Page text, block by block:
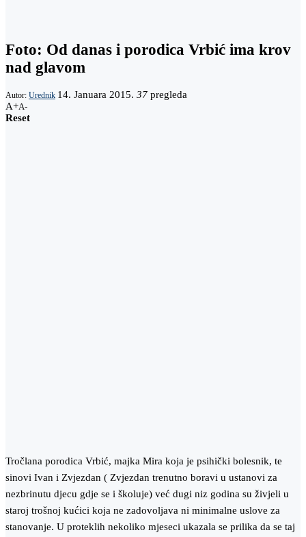
Foto: Od danas i porodica Vrbić ima krov
nad glavom
Autor: Urednik 14. Januara 2015. 37 pregleda
A+A-
Reset
Tročlana porodica Vrbić, majka Mira koja je psihički bolesnik, te
sinovi Ivan i Zvjezdan ( Zvjezdan trenutno boravi u ustanovi za
nezbrinutu djecu gdje se i školuje) već dugi niz godina su živjeli u
staroj trošnoj kućici koja ne zadovoljava ni minimalne uslove za
stanovanje. U proteklih nekoliko mjeseci ukazala se prilika da se taj